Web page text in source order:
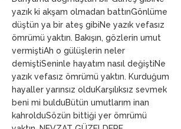
ANNEMyazık ki akşam olmadan battınGönlüme
düştün ya bir ateş gibiNe yazık vefasız
ömrümü yaktın. Bakışın, gözlerin umut
vermiştiAh o gülüşlerin neler
demiştiSeninle hayatım nasıl değiştiNe
yazık vefasız ömrümü yaktın. Kurduğum
hayaller yarınsız olduKarşılıksız sevmek
beni mi bulduBütün umutlarım inan
kahrolduSözün bittiği yer ömrümü